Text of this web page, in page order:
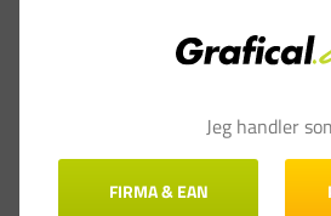
Super gode blyanter
Jeg handler
FIRMA & EAN